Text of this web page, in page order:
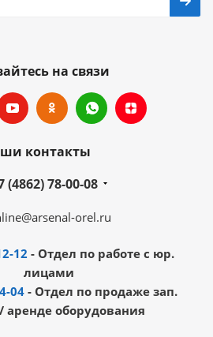
на связи
контакты
(4862) 78-00-08
orel.ru
12 - Отдел по работе с юр.
лицами
04 - Отдел по продаже зап.
аренде оборудования